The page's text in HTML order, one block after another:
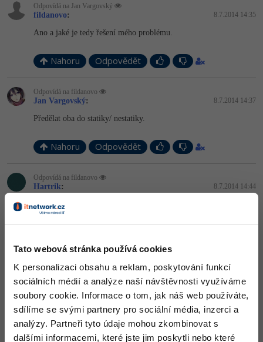
Tato webová stránka používá cookies
K personalizaci obsahu a reklam, poskytování funkcí
sociálních médií a analýze naší návštěvnosti využíváme
soubory cookie. Informace o tom, jak náš web používáte,
sdílíme se svými partnery pro sociální média, inzerci a
analýzy. Partneři tyto údaje mohou zkombinovat s
dalšími informacemi, které jste jim poskytli nebo které
Testování softwaru
Datová analýza
Digitální gramotnost
Marketing
WordPress
SEO -30%
UX
Kryptoměny -25%
Copywriting -30%
MS Office -80%
Google Dokumenty
Time management
Kurzy designu
HTML/CSS -80%
Photoshop -80%
Adobe Illustrator
Adobe Lightroom -30%
Adobe XD -15%
Adobe InDesign
-80%
Fotografování -80%
Video
Příběhy absolventů
Kariéra
Pro firmy
Odpovídá na Jan Vargovský
fildanovo: 8.7.2014 14:35
Ano a jaké je tedy řešení mého problému.
Nahoru Odpovědět
Odpovídá na fildanovo
Jan Vargovský: 8.7.2014 14:37
Předělat oba do statiky/ nestatiky.
Nahoru Odpovědět
Odpovídá na fildanovo
Hartrik: 8.7.2014 14:44
fileNameby mělo být ve formátu
Nahoru Odpovědět
fildanovo: 8.7.2014 14:44